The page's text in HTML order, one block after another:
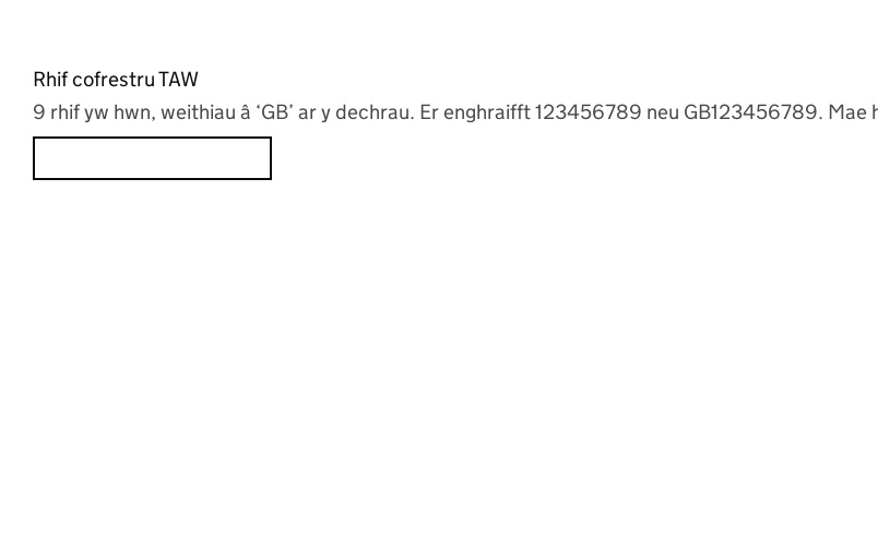
Rhif cofrestru TAW
9 rhif yw hwn, weithiau â ‘GB’ ar y dechrau. Er enghraifft 123456789 neu GB123456789.